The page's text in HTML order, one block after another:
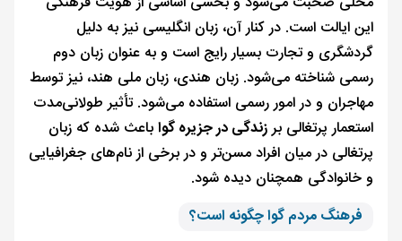
این ایالت است. در کنار آن، زبان انگلیسی نیز به دلیل
گردشگری و تجارت بسیار رایج است و به عنوان زبان دوم
رسمی شناخته می‌شود. زبان هندی، زبان ملی هند، نیز توسط
مهاجران و در امور رسمی استفاده می‌شود. تأثیر طولانی‌مدت
استعمار پرتغالی برزندگی در جزیره گواباعث شده که زبان
پرتغالی در میان افراد مسن‌تر و در برخی از نام‌های جغرافیایی
و خانوادگی همچنان دیده شود.
فرهنگ مردم گوا چگونه است؟